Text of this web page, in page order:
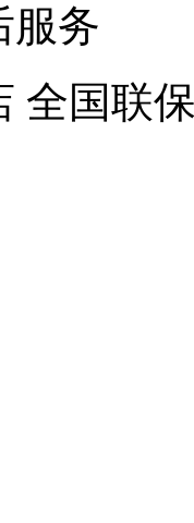
服务
全国联